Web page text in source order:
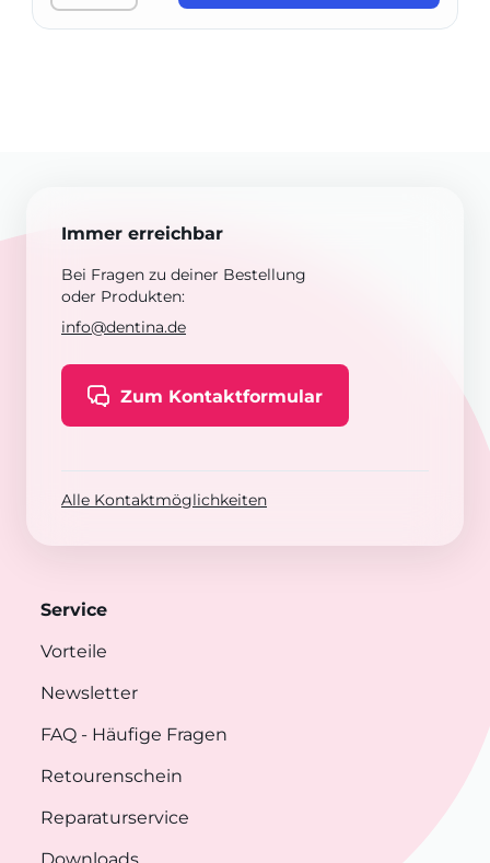
Immer erreichbar
Bei Fragen zu deiner Bestellung
oder Produkten:
info@dentina.de
Zum Kontaktformular
Alle Kontaktmöglichkeiten
Service
Vorteile
Newsletter
FAQ - Häufige Fragen
Retourenschein
Reparaturservice